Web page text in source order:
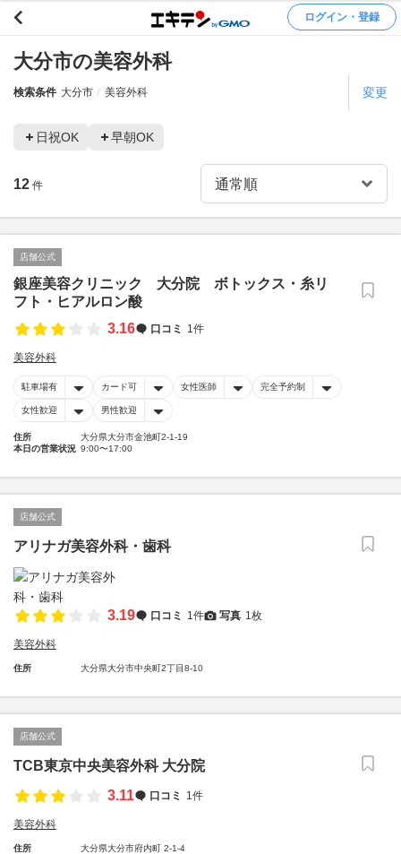
ログイン・登録
大分市の美容外科
検索条件 大分市 美容外科 変更
日祝OK 早朝OK
12 件
店舗公式
銀座美容クリニック 大分院 ボトックス・糸リ
フト・ヒアルロン酸
3.16
口コミ 1件
美容外科
駐車場有 カード可 女性医師 完全予約制
女性歓迎 男性歓迎
住所
大分県大分市金池町2-1-19
本日の営業状況 9:00〜17:00
店舗公式
アリナガ美容外科・歯科
3.19 口コミ 1件 写真 1枚
美容外科
住所 大分県大分市中央町2丁目8-10
店舗公式
TCB東京中央美容外科 大分院
3.11
口コミ 1件
美容外科
住所 大分県大分市府内町 2-1-4